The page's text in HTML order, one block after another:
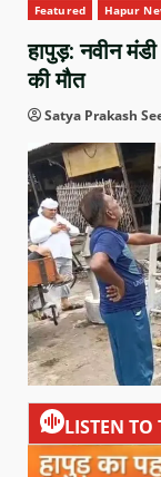
Featured Hapur
हापुड़: नवीन
की मौत
Satya Prakash
LISTEN TO